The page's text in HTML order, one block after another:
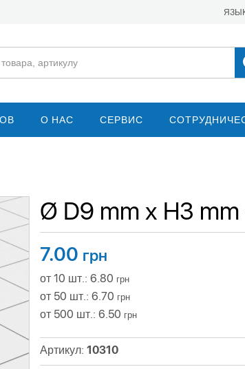
О НАС СЕРВИС
Ø D9 mm х H3
7.00 грн
от 10 шт.: 6.80 грн
от 50 шт.: 6.70 грн
от 500 шт.: 6.50 грн
Артикул: 10310